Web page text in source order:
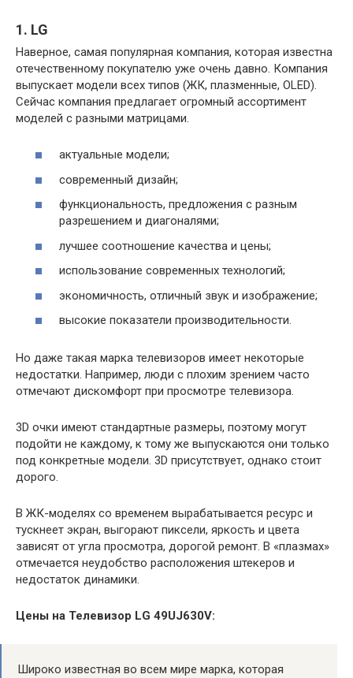
1. LG
Наверное, самая популярная компания, которая известна
отечественному покупателю уже очень давно. Компания
выпускает модели всех типов (ЖК, плазменные, OLED).
Сейчас компания предлагает огромный ассортимент
моделей с разными матрицами.
актуальные модели;
современный дизайн;
функциональность, предложения с разным
разрешением и диагоналями;
лучшее соотношение качества и цены;
использование современных технологий;
экономичность, отличный звук и изображение;
высокие показатели производительности.
Но даже такая марка телевизоров имеет некоторые
недостатки. Например, люди с плохим зрением часто
отмечают дискомфорт при просмотре телевизора.
3D очки имеют стандартные размеры, поэтому могут
подойти не каждому, к тому же выпускаются они только
под конкретные модели. 3D присутствует, однако стоит
дорого.
В ЖК-моделях со временем вырабатывается ресурс и
тускнеет экран, выгорают пиксели, яркость и цвета
зависят от угла просмотра, дорогой ремонт. В «плазмах»
отмечается неудобство расположения штекеров и
недостаток динамики.
Цены на Телевизор LG 49UJ630V:
Широко известная во всем мире марка, которая